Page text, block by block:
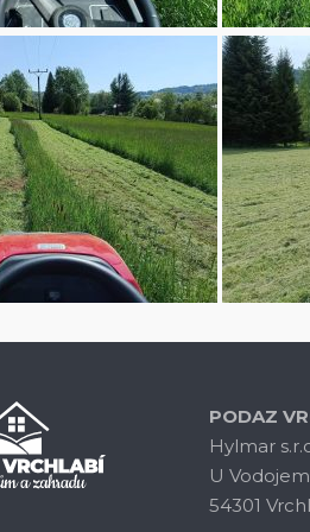
PODAZ
Hylmar
U
54301